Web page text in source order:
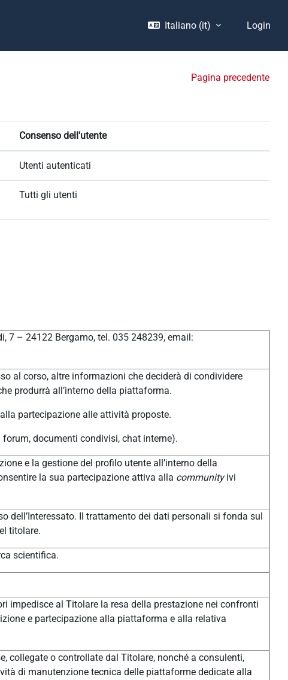
Italiano ‎(it)‎ Login
Pagina precedente
Consenso dell'utente
Utenti autenticati
Tutti gli utenti
7 – 24122 Bergamo, tel. 035 248239, email:
al corso, altre informazioni che deciderà di condividere
produrrà all’interno della piattaforma.
partecipazione alle attività proposte.
documenti condivisi, chat interne).
e la gestione del profilo utente all’interno della
la sua partecipazione attiva alla communityivi
dell’Interessato. Il trattamento dei dati personali si fonda sul
titolare.
scientifica.
impedisce al Titolare la resa della prestazione nei confronti
e partecipazione alla piattaforma e alla relativa
collegate o controllate dal Titolare, nonché a consulenti,
di manutenzione tecnica delle piattaforme dedicate alla